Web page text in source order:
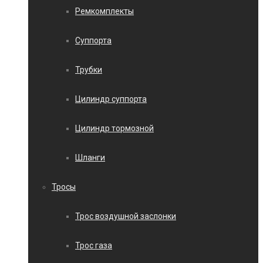
Ремкомплекты
Суппорта
Трубки
Цилиндр суппорта
Цилиндр тормозной
Шланги
Тросы
Трос воздушной заслонки
Трос газа